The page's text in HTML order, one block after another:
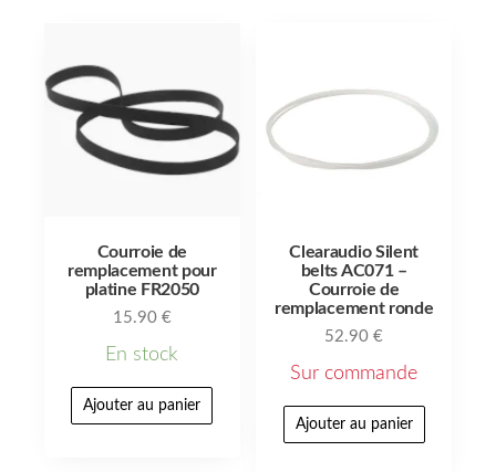
Courroie de
remplacement pour
platine FR2050
15.90 €
En stock
Ajouter au panier
Clearaudio Silent
belts AC071 –
Courroie de
remplacement ronde
52.90€
Sur commande
Ajouter au panier